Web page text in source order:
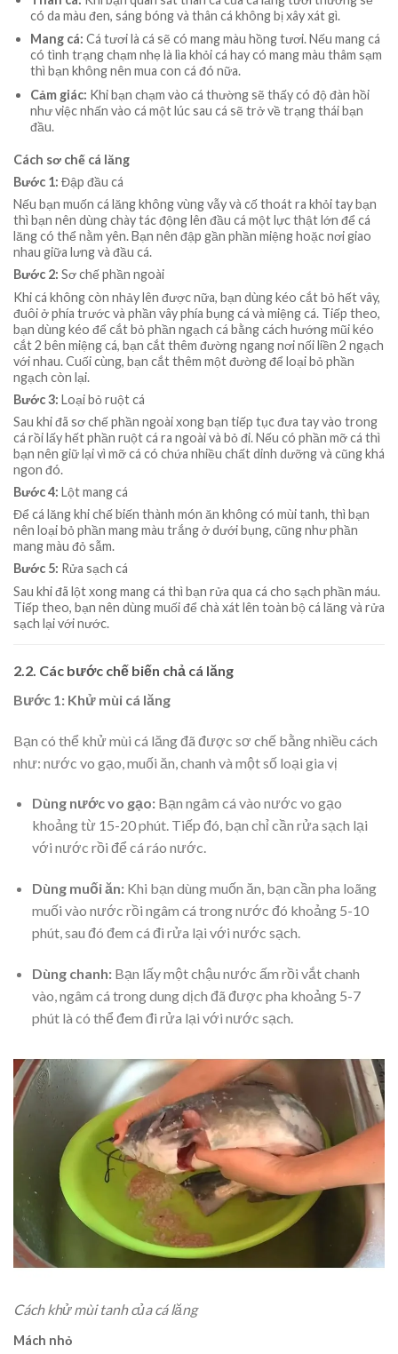
có da màu đen, sáng bóng và thân cá không bị xây xát gì.
Mang cá: Cá tươi là cá sẽ có mang màu hồng tươi. Nếu mang cá
có tình trạng chạm nhẹ là lìa khỏi cá hay có mang màu thâm sạm
thì bạn không nên mua con cá đó nữa.
Cảm giác: Khi bạn chạm vào cá thường sẽ thấy có độ đàn hồi
như việc nhấn vào cá một lúc sau cá sẽ trở về trạng thái bạn
đầu.
Cách sơ chế cá lăng
Bước 1: Đập đầu cá
Nếu bạn muốn cá lăng không vùng vẫy và cố thoát ra khỏi tay bạn
thì bạn nên dùng chày tác động lên đầu cá một lực thật lớn để cá
lăng có thể nằm yên. Bạn nên đập gần phần miệng hoặc nơi giao
nhau giữa lưng và đầu cá.
Bước 2: Sơ chế phần ngoài
Khi cá không còn nhảy lên được nữa, bạn dùng kéo cắt bỏ hết vây,
đuôi ở phía trước và phần vây phía bụng cá và miệng cá. Tiếp theo,
bạn dùng kéo để cắt bỏ phần ngạch cá bằng cách hướng mũi kéo
cắt 2 bên miệng cá, bạn cắt thêm đường ngang nơi nối liền 2 ngạch
với nhau. Cuối cùng, bạn cắt thêm một đường để loại bỏ phần
ngạch còn lại.
Bước 3: Loại bỏ ruột cá
Sau khi đã sơ chế phần ngoài xong bạn tiếp tục đưa tay vào trong
cá rồi lấy hết phần ruột cá ra ngoài và bỏ đi. Nếu có phần mỡ cá thì
bạn nên giữ lại vì mỡ cá có chứa nhiều chất dinh dưỡng và cũng khá
ngon đó.
Bước 4: Lột mang cá
Để cá lăng khi chế biến thành món ăn không có mùi tanh, thì bạn
nên loại bỏ phần mang màu trắng ở dưới bụng, cũng như phần
mang màu đỏ sẫm.
Bước 5: Rửa sạch cá
Sau khi đã lột xong mang cá thì bạn rửa qua cá cho sạch phần máu.
Tiếp theo, bạn nên dùng muối để chà xát lên toàn bộ cá lăng và rửa
sạch lại với nước.
2.2. Các bước chế biến chả cá lăng
Bước 1: Khử mùi cá lăng
Bạn có thể khử mùi cá lăng đã được sơ chế bằng nhiều cách
như: nước vo gạo, muối ăn, chanh và một số loại gia vị
Dùng nước vo gạo: Bạn ngâm cá vào nước vo gạo
khoảng từ 15-20 phút. Tiếp đó, bạn chỉ cần rửa sạch lại
với nước rồi để cá ráo nước.
Dùng muối ăn:Khi bạn dùng muốn ăn, bạn cần pha loãng
muối vào nước rồi ngâm cá trong nước đó khoảng 5-10
phút, sau đó đem cá đi rửa lại với nước sạch.
Dùng chanh:Bạn lấy một chậu nước ấm rồi vắt chanh
vào, ngâm cá trong dung dịch đã được pha khoảng 5-7
phút là có thể đem đi rửa lại với nước sạch.
Cách khử mùi tanh của cá lăng
Mách nhỏ